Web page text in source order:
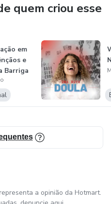
quem criou esse
em
e
Barriga
a opinião da Hotmart.